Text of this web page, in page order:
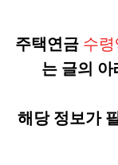
주택연금 수
는 글의
해당 정보가